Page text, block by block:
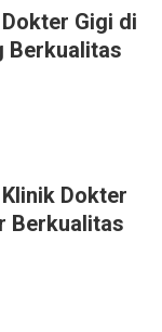
Gigi di
Berkualitas
Dokter
Berkualitas